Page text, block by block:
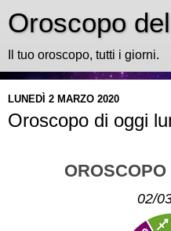
Oroscopo
Il tuo oroscopo, tutti i giorni.
LUNEDÌ 2 MARZO 2020
Oroscopo di oggi
02/